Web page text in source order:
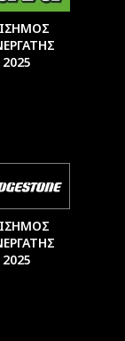
2025
2025